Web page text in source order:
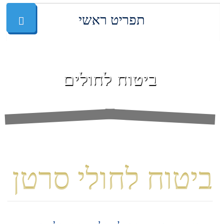
תפריט ראשי
ביטוח לחולים
ביטוח לחולי סרטן